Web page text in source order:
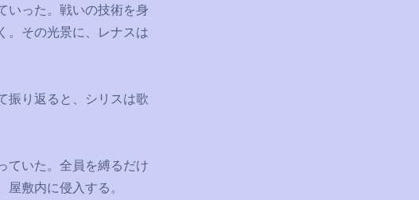
いった。戦いの技術を身
。その光景に、レナスは
振り返ると、シリスは歌
ていた。全員を縛るだけ
敷内に侵入する。